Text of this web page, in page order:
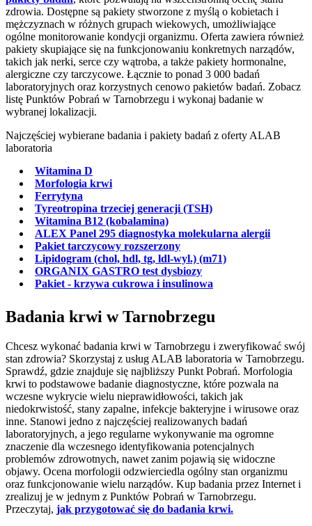
zdrowia. Dostępne są pakiety stworzone z myślą o kobietach i
mężczyznach w różnych grupach wiekowych, umożliwiające
ogólne monitorowanie kondycji organizmu. Oferta zawiera również
pakiety skupiające się na funkcjonowaniu konkretnych narządów,
takich jak nerki, serce czy wątroba, a także pakiety hormonalne,
alergiczne czy tarczycowe. Łącznie to ponad 3 000 badań
laboratoryjnych oraz korzystnych cenowo pakietów badań. Zobacz
listę Punktów Pobrań w Tarnobrzegu i wykonaj badanie w
wybranej lokalizacji.
Najczęściej wybierane badania i pakiety badań z oferty ALAB
laboratoria
Witamina D
Morfologia krwi
Ferrytyna
Tyreotropina trzeciej generacji (TSH)
Witamina B12 (kobalamina)
ALEX Panel 295 diagnostyka molekularna alergii
Pakiet tarczycowy rozszerzony
Lipidogram (chol, hdl, tg, ldl-wyl.) (m71)
ORGANIX GASTRO test dysbiozy
Pakiet - krzywa cukrowa i insulinowa
Badania krwi w Tarnobrzegu
Chcesz wykonać badania krwi w Tarnobrzegu i zweryfikować swój
stan zdrowia? Skorzystaj z usług ALAB laboratoria w Tarnobrzegu.
Sprawdź, gdzie znajduje się najbliższy Punkt Pobrań. Morfologia
krwi to podstawowe badanie diagnostyczne, które pozwala na
wczesne wykrycie wielu nieprawidłowości, takich jak
niedokrwistość, stany zapalne, infekcje bakteryjne i wirusowe oraz
inne. Stanowi jedno z najczęściej realizowanych badań
laboratoryjnych, a jego regularne wykonywanie ma ogromne
znaczenie dla wczesnego identyfikowania potencjalnych
problemów zdrowotnych, nawet zanim pojawią się widoczne
objawy. Ocena morfologii odzwierciedla ogólny stan organizmu
oraz funkcjonowanie wielu narządów. Kup badania przez Internet i
zrealizuj je w jednym z Punktów Pobrań w Tarnobrzegu.
Przeczytaj, jak przygotować się do badania krwi.